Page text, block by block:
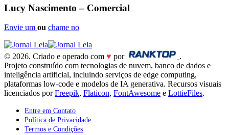
Lucy Nascimento – Comercial
Envie um ou chame no
© 2026. Criado e operado com ♥ por
.
Projeto construído com tecnologias de nuvem, banco de dados e
inteligência artificial, incluindo serviços de edge computing,
plataformas low-code e modelos de IA generativa. Recursos visuais
licenciados porFreepik, Flaticon, FontAwesome e LottieFiles.
Entre em Contato
Política de Privacidade
Termos e Condições